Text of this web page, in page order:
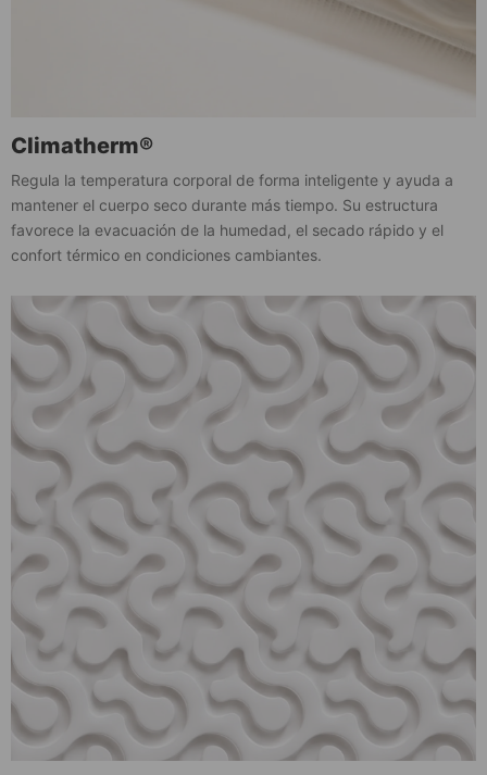
Climatherm®
Regula la temperatura corporal de forma inteligente y ayuda a
mantener el cuerpo seco durante más tiempo. Su estructura
favorece la evacuación de la humedad, el secado rápido y el
confort térmico en condiciones cambiantes.